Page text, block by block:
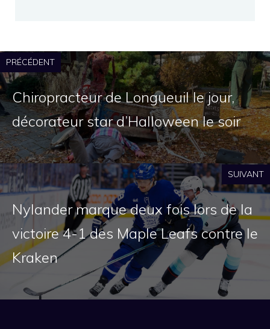
PRÉCÉDENT
Chiropracteur de Longueuil le jour,
décorateur star d’Halloween le soir
SUIVANT
Nylander marque deux fois lors de la
victoire 4-1 des Maple Leafs contre le
Kraken